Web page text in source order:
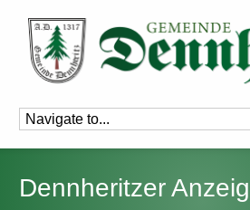
Dennheritzer